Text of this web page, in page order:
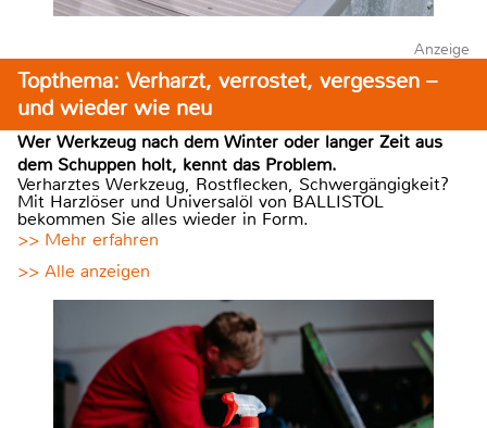
Anzeige
Topthema: Verharzt, verrostet, vergessen –
und wieder wie neu
Wer Werkzeug nach dem Winter oder langer Zeit aus
dem Schuppen holt, kennt das Problem.
Verharztes Werkzeug, Rostflecken, Schwergängigkeit?
Mit Harzlöser und Universalöl von BALLISTOL
bekommen Sie alles wieder in Form.
>> Mehr erfahren
>> Alle anzeigen